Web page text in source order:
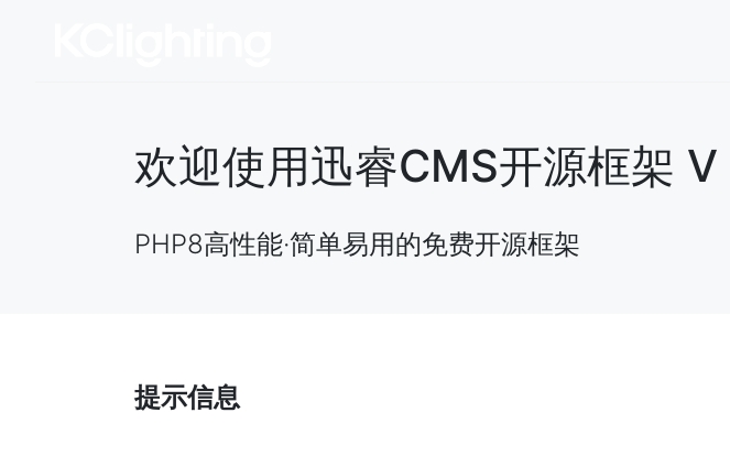
欢迎使用迅睿CMS开源框架 V
PHP8高性能·简单易用的免费开源框架
提示信息